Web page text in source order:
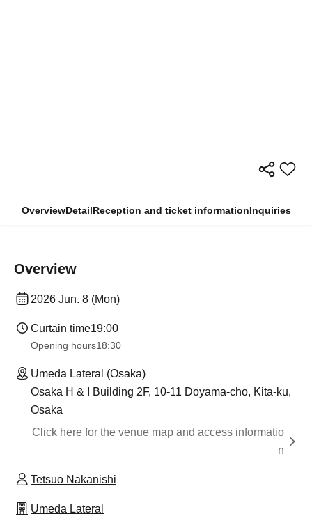
OverviewDetailReception and ticket informationInquiries
Overview
2026 Jun. 8 (Mon)
Curtain time19:00
Opening hours18:30
Umeda Lateral (Osaka)
Osaka H & I Building 2F, 10-11 Doyama-cho, Kita-ku,
Osaka
Click here for the venue map and access informatio
n
Tetsuo Nakanishi
Umeda Lateral